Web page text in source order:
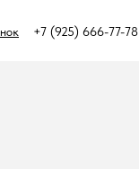
+7 (925) 666-77-78